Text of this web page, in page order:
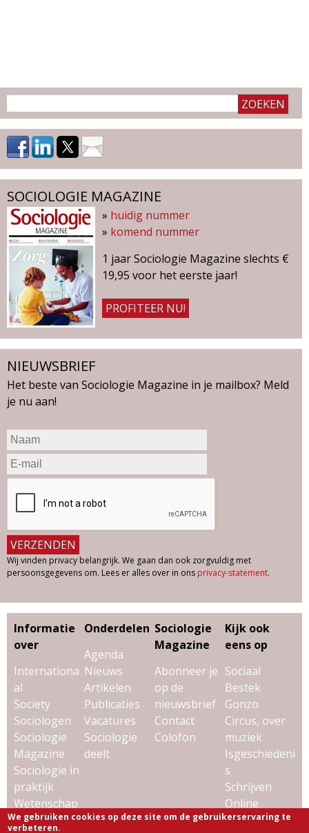
SOCIOLOGIE MAGAZINE
» huidig nummer
» komend nummer
1 jaar Sociologie Magazine slechts €
19,95 voor het eerste jaar!
PROFITEER NU!
NIEUWSBRIEF
Het beste van Sociologie Magazine in je mailbox? Meld
je nu aan!
Wij vinden privacy belangrijk. We gaan dan ook zorgvuldig met
persoonsgegevens om. Lees er alles over in ons privacy-statement.
Informatie
over
Internationa
al
Society
Sociologen
Sociologie
Magazine
Sociologie in
praktijk
Wetenschap
& sociologie
Onderdelen
Agenda
Nieuws
Artikelen
Publicaties
Vacatures
Sociologie
deelt
Sociologie
Magazine
Abonneer je
op de
nieuwsbrief
Contact
Colofon
Kijk ook
eens op
Sociaal
Bestek
Gonzo
Circus, over
muziek
Isgeschiedeni
s
Schrijven
Online
Uitgeverij
We gebruiken cookies op deze site om de gebruikerservaring te
verbeteren.